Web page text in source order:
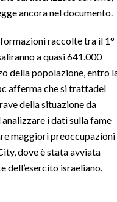
ancora nel documento.
raccolte tra il 1°
a quasi 641.000
della popolazione, entro
afferma che si trattadel
della situazione da
i dati sulla fame
maggiori preoccupazioni
dove è stata avviata
dell’esercito israeliano.